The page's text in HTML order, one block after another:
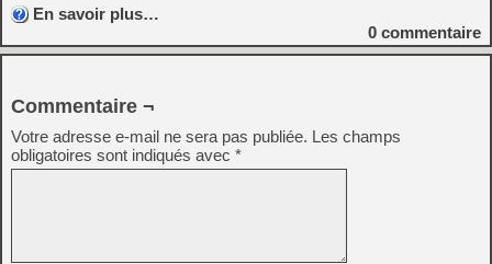
En savoir plus…
0 commentaire
Commentaire ¬
Votre adresse e-mail ne sera pas publiée. Les champs
obligatoires sont indiqués avec *